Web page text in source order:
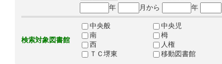
年
月から 年
検索対象図書館
中央般
中央児
南
栂
西
人権
ＴＣ堺東
移動図書館